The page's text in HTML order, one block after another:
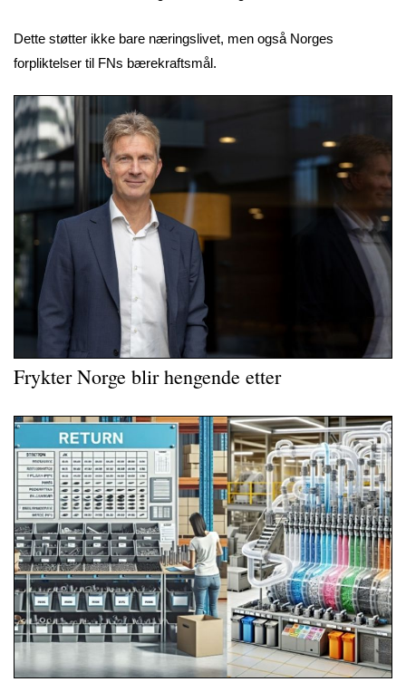
Dette støtter ikke bare næringslivet, men også Norges
forpliktelser til FNs bærekraftsmål.
Frykter Norge blir hengende etter